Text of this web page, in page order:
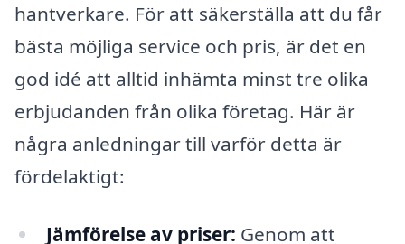
hantverkare. För att säkerställa att du får
bästa möjliga service och pris, är det en
god idé att alltid inhämta minst tre olika
erbjudanden från olika företag. Här är
några anledningar till varför detta är
fördelaktigt:
Jämförelse av priser: Genom att